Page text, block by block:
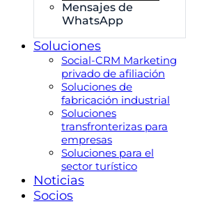
Mensajes de
WhatsApp
Soluciones
Social-CRM Marketing
privado de afiliación
Soluciones de
fabricación industrial
Soluciones
transfronterizas para
empresas
Soluciones para el
sector turístico
Noticias
Socios